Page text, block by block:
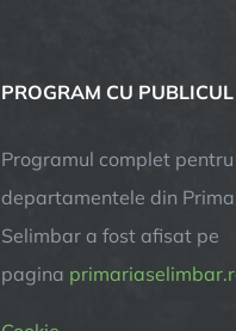
milioane
lei.
din
cheltuieli
merg
PROGRAM CU PUBLICUL
Programul complet
departamentele din
Selimbar a fost afisat pe
pagina